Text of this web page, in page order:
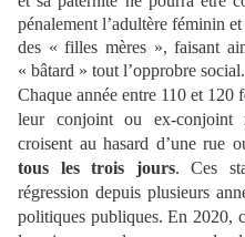
pénalement l’adultère féminin
des « filles mères », faisant
« bâtard » tout l’opprobre social.
Chaque année entre 110 et 120
leur conjoint ou ex-conjoint
croisent au hasard d’une rue
tous les trois jours. Ces
régression depuis plusieurs
politiques publiques. En 2020,